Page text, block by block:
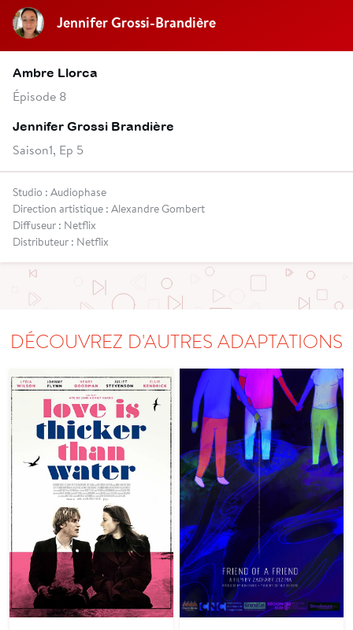
Jennifer Grossi-Brandière
Ambre Llorca
Épisode 8
Jennifer Grossi Brandière
Saison1, Ep 5
Studio : Audiophase
Direction artistique : Alexandre Gombert
Diffuseur : Netflix
Distributeur : Netflix
DÉCOUVREZ D'AUTRES ADAPTATIONS